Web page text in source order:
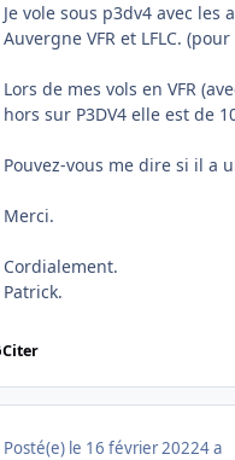
Je vole sous p3dv4 avec les
Auvergne VFR et LFLC.
Lors de mes vols en VFR
hors sur P3DV4 elle est de
Pouvez-vous me dire si il a
Merci.
Cordialement.
Patrick.
Citer
Posté(e) le 16 février 20224 a